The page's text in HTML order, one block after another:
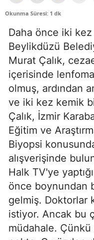
Okunma Süresi: 1 dk
Daha önce iki
Beylikdüzü
Murat Çalık,
içerisinde
olmuş, ardından
ve iki kez kemik
Çalık, İzmir
Eğitim ve
Biyopsi
alışverişinde
Halk TV'ye
önce boynundan
gelmiş. Doktorlar
istiyor. Ancak bu
müdahale. Çünkü